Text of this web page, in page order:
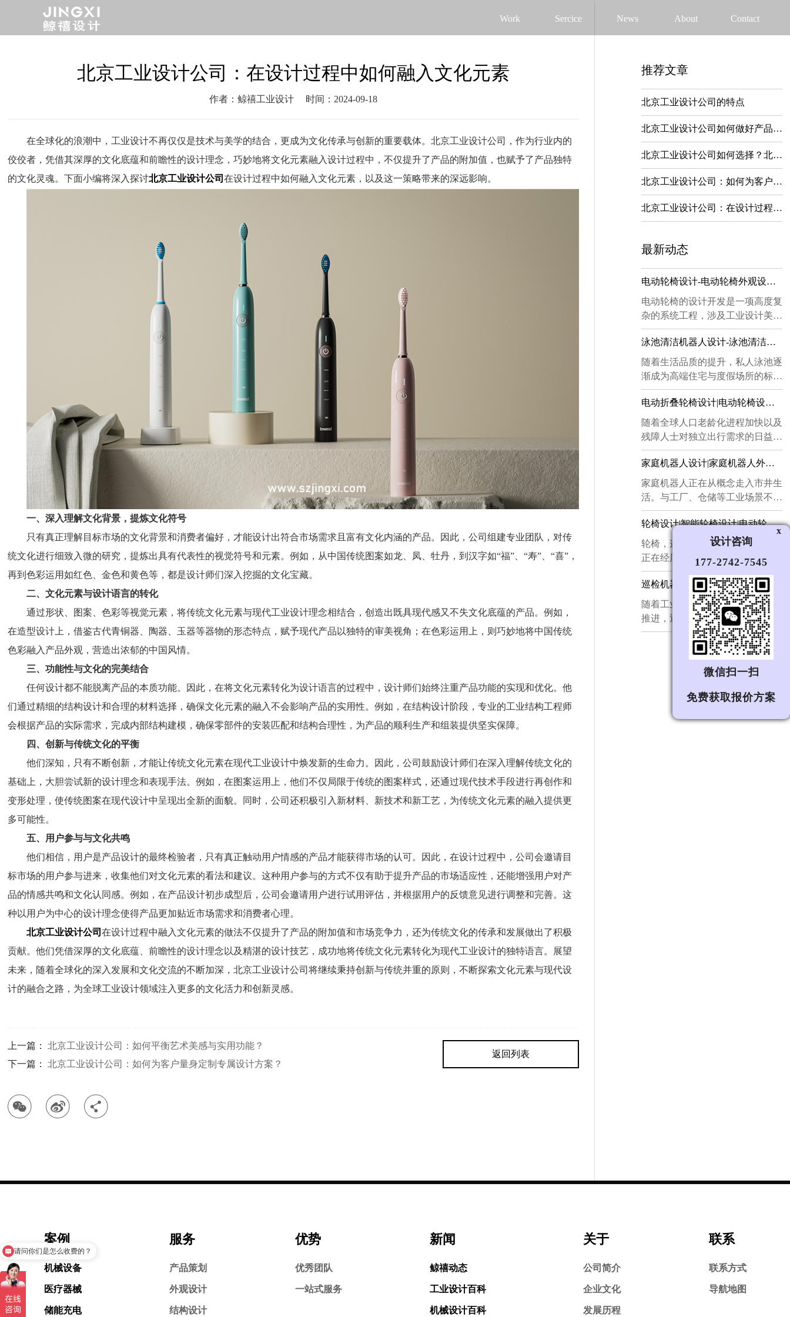
Work Sercice News About Contact
北京工业设计公司：在设计过程中如何融入文化元素
作者：鲸禧工业设计 时间：2024-09-18
在全球化的浪潮中，工业设计不再仅仅是技术与美学的结合，更成为文化传承与创新的重要载体。北京工业设计公司，作为行业内的
佼佼者，凭借其深厚的文化底蕴和前瞻性的设计理念，巧妙地将文化元素融入设计过程中，不仅提升了产品的附加值，也赋予了产品独特
的文化灵魂。下面小编将深入探讨北京工业设计公司在设计过程中如何融入文化元素，以及这一策略带来的深远影响。
一、深入理解文化背景，提炼文化符号
只有真正理解目标市场的文化背景和消费者偏好，才能设计出符合市场需求且富有文化内涵的产品。因此，公司组建专业团队，对传
统文化进行细致入微的研究，提炼出具有代表性的视觉符号和元素。例如，从中国传统图案如龙、凤、牡丹，到汉字如“福”、“寿”、“喜”，
再到色彩运用如红色、金色和黄色等，都是设计师们深入挖掘的文化宝藏。
二、文化元素与设计语言的转化
通过形状、图案、色彩等视觉元素，将传统文化元素与现代工业设计理念相结合，创造出既具现代感又不失文化底蕴的产品。例如，
在造型设计上，借鉴古代青铜器、陶器、玉器等器物的形态特点，赋予现代产品以独特的审美视角；在色彩运用上，则巧妙地将中国传统
色彩融入产品外观，营造出浓郁的中国风情。
三、功能性与文化的完美结合
任何设计都不能脱离产品的本质功能。因此，在将文化元素转化为设计语言的过程中，设计师们始终注重产品功能的实现和优化。他
们通过精细的结构设计和合理的材料选择，确保文化元素的融入不会影响产品的实用性。例如，在结构设计阶段，专业的工业结构工程师
会根据产品的实际需求，完成内部结构建模，确保零部件的安装匹配和结构合理性，为产品的顺利生产和组装提供坚实保障。
四、创新与传统文化的平衡
他们深知，只有不断创新，才能让传统文化元素在现代工业设计中焕发新的生命力。因此，公司鼓励设计师们在深入理解传统文化的
基础上，大胆尝试新的设计理念和表现手法。例如，在图案运用上，他们不仅局限于传统的图案样式，还通过现代技术手段进行再创作和
变形处理，使传统图案在现代设计中呈现出全新的面貌。同时，公司还积极引入新材料、新技术和新工艺，为传统文化元素的融入提供更
多可能性。
五、用户参与与文化共鸣
他们相信，用户是产品设计的最终检验者，只有真正触动用户情感的产品才能获得市场的认可。因此，在设计过程中，公司会邀请目
标市场的用户参与进来，收集他们对文化元素的看法和建议。这种用户参与的方式不仅有助于提升产品的市场适应性，还能增强用户对产
品的情感共鸣和文化认同感。例如，在产品设计初步成型后，公司会邀请用户进行试用评估，并根据用户的反馈意见进行调整和完善。这
种以用户为中心的设计理念使得产品更加贴近市场需求和消费者心理。
北京工业设计公司在设计过程中融入文化元素的做法不仅提升了产品的附加值和市场竞争力，还为传统文化的传承和发展做出了积极
贡献。他们凭借深厚的文化底蕴、前瞻性的设计理念以及精湛的设计技艺，成功地将传统文化元素转化为现代工业设计的独特语言。展望
未来，随着全球化的深入发展和文化交流的不断加深，北京工业设计公司将继续秉持创新与传统并重的原则，不断探索文化元素与现代设
计的融合之路，为全球工业设计领域注入更多的文化活力和创新灵感。
上一篇：北京工业设计公司：如何平衡艺术美感与实用功能？
下一篇：北京工业设计公司：如何为客户量身定制专属设计方案？
返回列表
推荐文章
北京工业设计公司的特点
北京工业设计公司如何做好产品外观设计？
北京工业设计公司如何选择？北京工业设计公司哪家比较正规？
北京工业设计公司：如何为客户量身定制专属设计方案？
北京工业设计公司：在设计过程中如何融入文化元素
最新动态
电动轮椅设计-电动轮椅外观设计-电动轮椅结构设计-电动轮椅电子开发-电动轮椅样机制作
​电动轮椅的设计开发是一项高度复
杂的系统工程，涉及工业设计美
学、机械结构力学、电子信息技术
与人机工程学等多个专业领域的深
度融合。随着人口老龄化进程的加
快以及社会对残障人士出行品质关
纯的代步工具演变为融合智能科技
小编将从外观设计、结构设计、电
子开发及样机制作四个方面来详细
介绍设计开发的要点。...
泳池清洁机器人设计-泳池清洁机器人外观设计-泳池清洁机器人结构设计
​随着生活品质的提升，私人泳池逐
渐成为高端住宅与度假场所的标配
设施。然而，传统的人工清洁方式
不仅耗时费力，且难以保证清洁效
果的均匀性与持续性。在此背景
下，泳池清洁机器人的设计与开发
要解决方案。下面就由小编来给大
电动折叠轮椅设计|电动轮椅设计|折叠轮椅设计|轮椅外观造型设计
随着全球人口老龄化进程加快以及
残障人士对独立出行需求的日益增
长，电动折叠轮椅正从单纯的医疗
辅助工具，演变为融合工业设计、
人机工程与智能科技的综合性出行
解决方案。本文将从电动折叠轮椅
计、轮椅外观造型设计四个维度，
探讨这一领域的设计理念与创新方
向。...
家庭机器人设计|家庭机器人外观设计|家庭机器人外形设计|机器人工业设计公司
​家庭机器人正在从概念走入市井生
活。与工厂、仓储等工业场景不
同，家庭是一个承载情绪与亲密关
系的私密空间，机器人一旦跨进门
槛，首先面对的不是功能考核，而
是家庭成员本能的视觉与心理审
视。因此，家庭机器人的外观设
计、外形设计与工业设计，远不
止"把外壳画好看"这样简单，而是
一项需要兼顾亲和力、安全感、交
互性与量产可行性的系统工程。...
轮椅设计|智能轮椅设计|电动轮椅设计|轮式爬楼梯轮椅设计|轮椅设计公司
​轮椅，这一看似简单的辅助器具，
正在经历一场深刻的技术革命。从
最初的手动轮椅，到今天的智能轮
椅、电动轮椅乃至轮式爬楼梯轮
椅，其设计理念已从单纯的“代步
工具”转向“人机协同的移动解决方
案”。这一演变不仅体现了工程技
术的进步，更折射出社会对残障人
士尊严与独立生活的深切关注。...
巡检机器人设计|巡检机器人外观设计|巡检机器人结构设计|机器人设计公司
​随着工业自动化与智能制造的深入
推进，巡检机器人正逐步成为电
力、化工、矿山、数据中心等众多
行业不可或缺的基础设施。一台优
秀的巡检机器人，绝非功能的简单
堆砌，而是外观设计、结构设计与
案例
机械设备
医疗器械
储能充电
服务
产品策划
外观设计
结构设计
优势
优秀团队
一站式服务
新闻
鲸禧动态
工业设计百科
机械设计百科
关于
公司简介
企业文化
发展历程
联系
联系方式
导航地图
x
设计咨询
177-2742-7545
微信扫一扫
免费获取报价方案
我想要咨询产品设计
请问你们是怎么收费的？